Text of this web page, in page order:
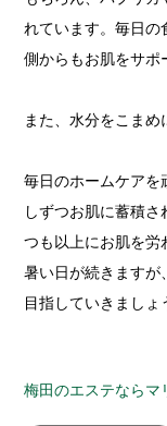
れています。毎日の
側からもお肌をサポ
また、水分をこまめ
毎日のホームケアを
しずつお肌に蓄積
つも以上にお肌を
暑い日が続きますが
目指していきましょ
梅田のエステなら